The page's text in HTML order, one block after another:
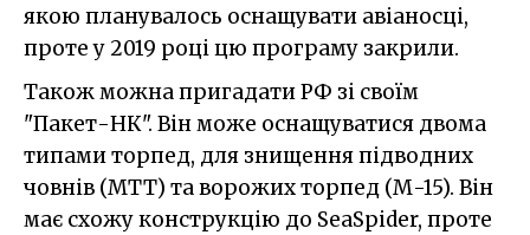
якою планувалось оснащувати авіаносці,
проте у 2019 році цю програму закрили.
Також можна пригадати РФ зі своїм
"Пакет-НК". Він може оснащуватися двома
типами торпед, для знищення підводних
човнів (МТТ) та ворожих торпед (М-15). Він
має схожу конструкцію до SeaSpider, проте